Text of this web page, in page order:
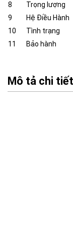
8
Trọng lượng
9
Hệ Điều Hành
10
Tình trạng
11
Bảo hành
Mô tả chi tiết